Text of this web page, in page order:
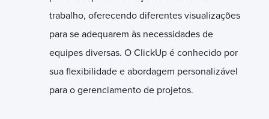
trabalho, oferecendo diferentes visualizações
para se adequarem às necessidades de
equipes diversas. O ClickUp é conhecido por
sua flexibilidade e abordagem personalizável
para o gerenciamento de projetos.